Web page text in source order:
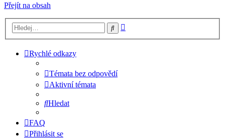
Přejít na obsah
Hledat
Rychlé odkazy
Témata bez odpovědí
Aktivní témata
Hledat
FAQ
Přihlásit se